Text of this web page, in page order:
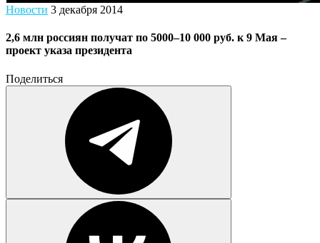
Новости 3 декабря 2014
2,6 млн россиян получат по 5000–10 000 руб. к 9 Мая –
проект указа президента
Поделиться